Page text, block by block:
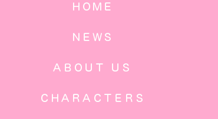
ＨＯＭＥ
ＮＥＷＳ
ＡＢＯＵＴ ＵＳ
ＣＨＡＲＡＣＴＥＲＳ